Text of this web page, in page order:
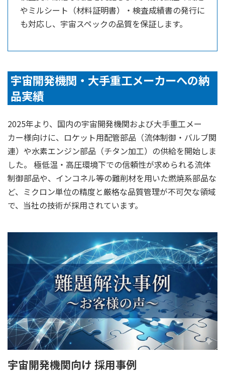
やミルシート（材料証明書）・検査成績書の発行に
も対応し、宇宙スペックの品質を保証します。
宇宙開発機関・大手重工メーカーへの納
品実績
2025年より、国内の宇宙開発機関および大手重工メー
カー様向けに、ロケット用配管部品（流体制御・バルブ関
連）や水素エンジン部品（チタン加工）の供給を開始しま
した。 極低温・高圧環境下での信頼性が求められる流体
制御部品や、インコネル等の難削材を用いた燃焼系部品な
ど、ミクロン単位の精度と厳格な品質管理が不可欠な領域
で、当社の技術が採用されています。
宇宙開発機関向け 採用事例